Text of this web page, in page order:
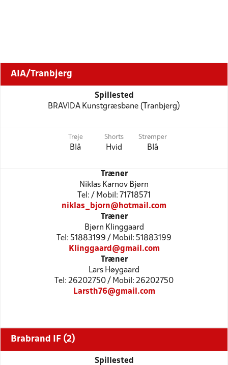
AIA/Tranbjerg
Spillested
BRAVIDA Kunstgræsbane (Tranbjerg)
Trøje
Blå
Shorts
Hvid
Strømper
Blå
Træner
Niklas Karnov Bjørn
Tel: / Mobil: 71718571
niklas_bjorn@hotmail.com
Træner
Bjørn Klinggaard
Tel: 51883199 / Mobil: 51883199
Klinggaard@gmail.com
Træner
Lars Høygaard
Tel: 26202750 / Mobil: 26202750
Larsth76@gmail.com
Brabrand IF (2)
Spillested